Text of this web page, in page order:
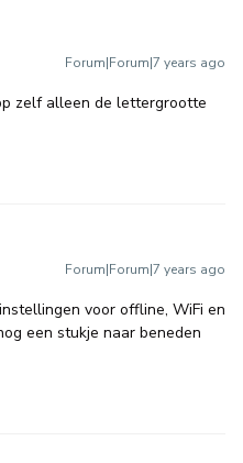
Forum|Forum|7 years ago
zelf alleen de lettergrootte
Forum|Forum|7 years ago
voor offline, WiFi en
een stukje naar beneden